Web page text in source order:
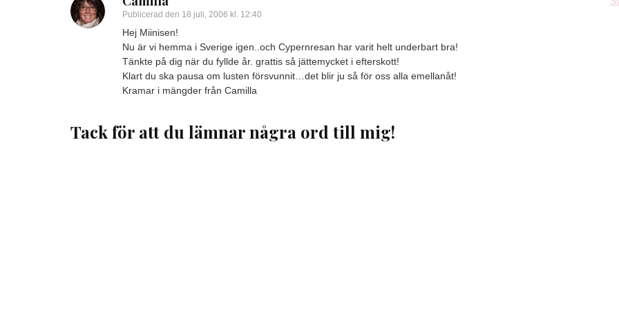
Publicerad den 18 juli, 2006 kl. 12:40
Hej Miinisen!
Nu är vi hemma i Sverige igen..och Cypernresan har varit helt underbart bra!
Tänkte på dig när du fyllde år. grattis så jättemycket i efterskott!
Klart du ska pausa om lusten försvunnit…det blir ju så för oss alla emellanåt!
Kramar i mängder från Camilla
Tack för att du lämnar några ord till mig!